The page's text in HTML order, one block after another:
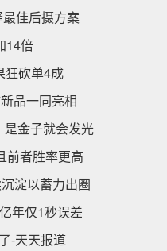
佳后摄方案
14倍
狂砍单4成
品一同亮相
金子就会发光
前者胜率更高
淀以蓄力出圈
年仅1秒误差
-天天报道